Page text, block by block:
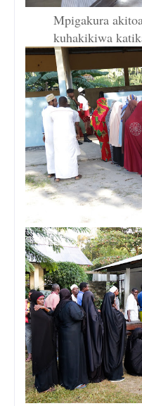
Mpigakura
kuhakikiwa